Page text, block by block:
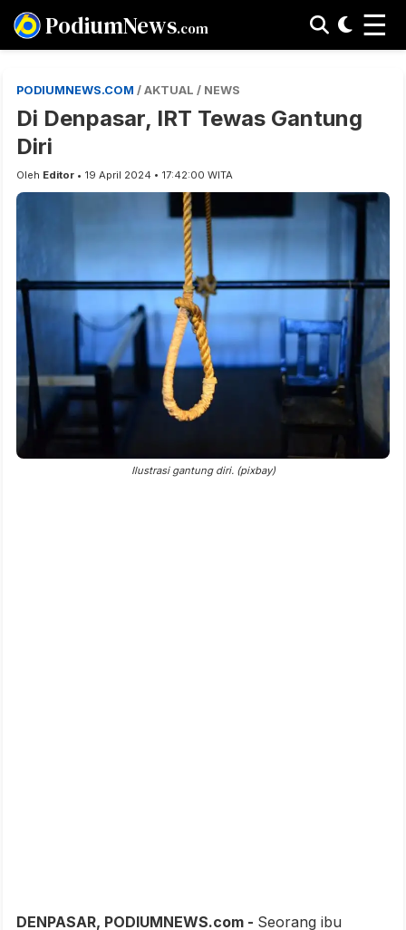
PodiumNews.com ☰
PODIUMNEWS.COM / AKTUAL / NEWS
Di Denpasar, IRT Tewas Gantung
Diri
Oleh Editor • 19 April 2024 • 17:42:00 WITA
Ilustrasi gantung diri. (pixbay)
DENPASAR, PODIUMNEWS.com - Seorang ibu